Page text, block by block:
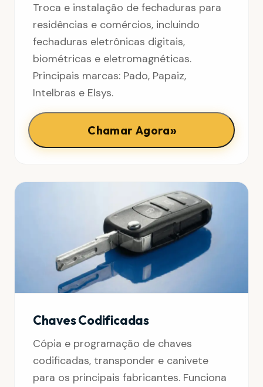
Troca e instalação de fechaduras para
residências e comércios, incluindo
fechaduras eletrônicas digitais,
biométricas e eletromagnéticas.
Principais marcas: Pado, Papaiz,
Intelbras e Elsys.
Chamar Agora»
Chaves Codificadas
Cópia e programação de chaves
codificadas, transponder e canivete
para os principais fabricantes. Funciona